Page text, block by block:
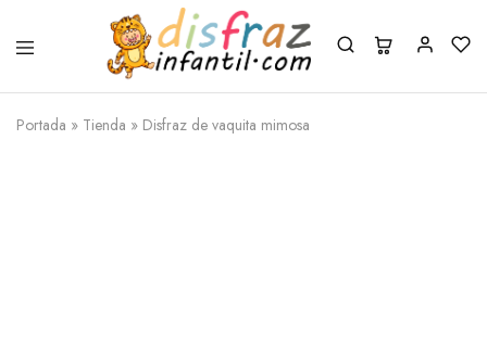
Portada » Tienda » Disfraz de vaquita mimosa